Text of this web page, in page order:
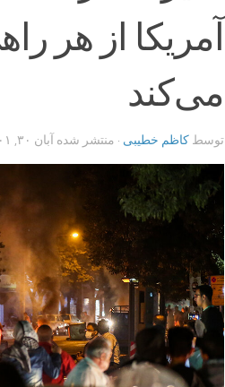
آمریکا از هر
می‌کند
توسط کاظم خطیبی · منتشر شده آبان ۳۰, ۱۴۰۱